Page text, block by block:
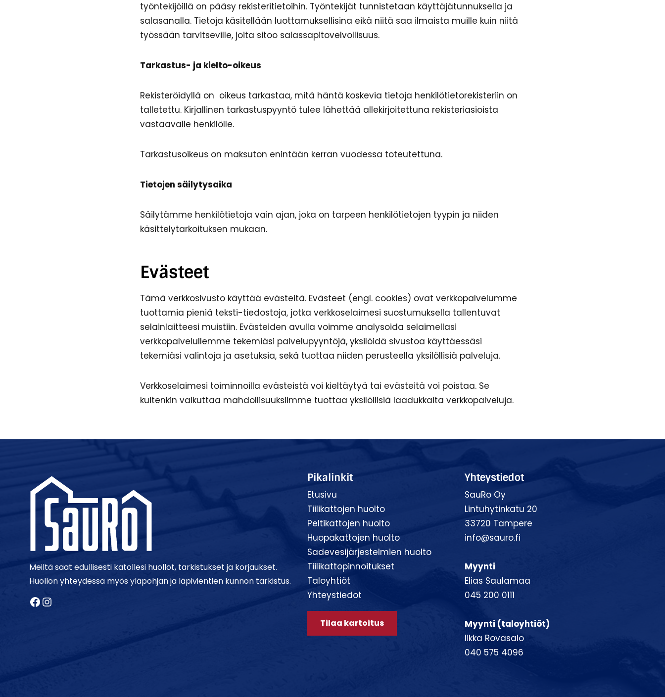
työntekijöillä on pääsy rekisteritietoihin. Työntekijät tunnistetaan käyttäjätunnuksella ja
salasanalla. Tietoja käsitellään luottamuksellisina eikä niitä saa ilmaista muille kuin niitä
työssään tarvitseville, joita sitoo salassapitovelvollisuus.
Tarkastus- ja kielto-oikeus
Rekisteröidyllä on oikeus tarkastaa, mitä häntä koskevia tietoja henkilötietorekisteriin on
talletettu. Kirjallinen tarkastuspyyntö tulee lähettää allekirjoitettuna rekisteriasioista
vastaavalle henkilölle.
Tarkastusoikeus on maksuton enintään kerran vuodessa toteutettuna.
Tietojen säilytysaika
Säilytämme henkilötietoja vain ajan, joka on tarpeen henkilötietojen tyypin ja niiden
käsittelytarkoituksen mukaan.
Evästeet
Tämä verkkosivusto käyttää evästeitä. Evästeet (engl. cookies) ovat verkkopalvelumme
tuottamia pieniä teksti-tiedostoja, jotka verkkoselaimesi suostumuksella tallentuvat
selainlaitteesi muistiin. Evästeiden avulla voimme analysoida selaimellasi
verkkopalvelullemme tekemiäsi palvelupyyntöjä, yksilöidä sivustoa käyttäessäsi
tekemiäsi valintoja ja asetuksia, sekä tuottaa niiden perusteella yksilöllisiä palveluja.
Verkkoselaimesi toiminnoilla evästeistä voi kieltäytyä tai evästeitä voi poistaa. Se
kuitenkin vaikuttaa mahdollisuuksiimme tuottaa yksilöllisiä laadukkaita verkkopalveluja.
Meiltä saat edullisesti katollesi huollot, tarkistukset ja korjaukset.
Huollon yhteydessä myös yläpohjan ja läpivientien kunnon tarkistus.
Facebook
Instagram
Pikalinkit
Etusivu
Tiilikattojen huolto
Peltikattojen huolto
Huopakattojen huolto
Sadevesijärjestelmien huolto
Tiilikattopinnoitukset
Taloyhtiöt
Yhteystiedot
Tilaa kartoitus
Yhteystiedot
SauRo Oy
Lintuhytinkatu 20
33720 Tampere
info@sauro.fi
Myynti
Elias Saulamaa
045 200 0111
Myynti (taloyhtiöt)
Iikka Rovasalo
040 575 4096